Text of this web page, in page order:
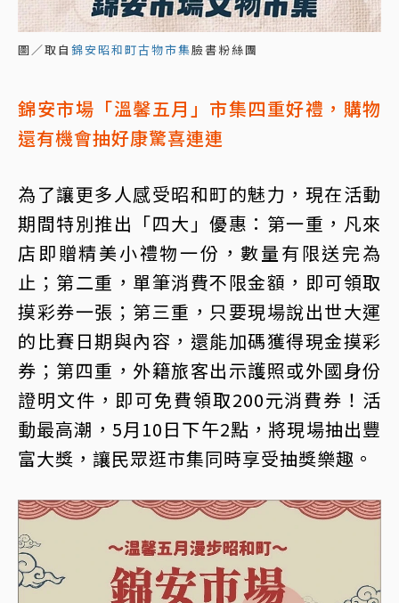
圖／取自 錦安昭和町古物市集臉書粉絲團
錦安市場「溫馨五月」市集四重好禮，購物
還有機會抽好康驚喜連連
為了讓更多人感受昭和町的魅力，現在活動
期間特別推出「四大」優惠：第一重，凡來
店即贈精美小禮物一份，數量有限送完為
止；第二重，單筆消費不限金額，即可領取
摸彩券一張；第三重，只要現場說出世大運
的比賽日期與內容，還能加碼獲得現金摸彩
券；第四重，外籍旅客出示護照或外國身份
證明文件，即可免費領取200元消費券！活
動最高潮，5月10日下午2點，將現場抽出豐
富大獎，讓民眾逛市集同時享受抽獎樂趣。